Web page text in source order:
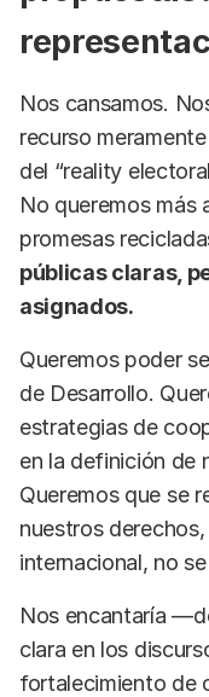
Nos cansamos.
recurso
del “reality
No queremos más
promesas
públicas claras,
asignados.
Queremos poder
de Desarrollo.
estrategias de
en la definición de
Queremos que se
nuestros
internacional, no
Nos encantaría
clara en los
fortalecimiento de